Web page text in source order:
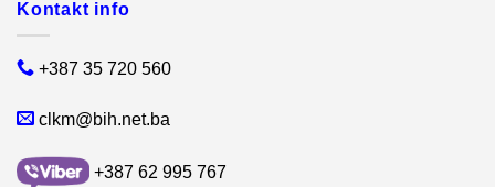
Kontakt info
+387 35 720 560
clkm@bih.net.ba
+387 62 995 767